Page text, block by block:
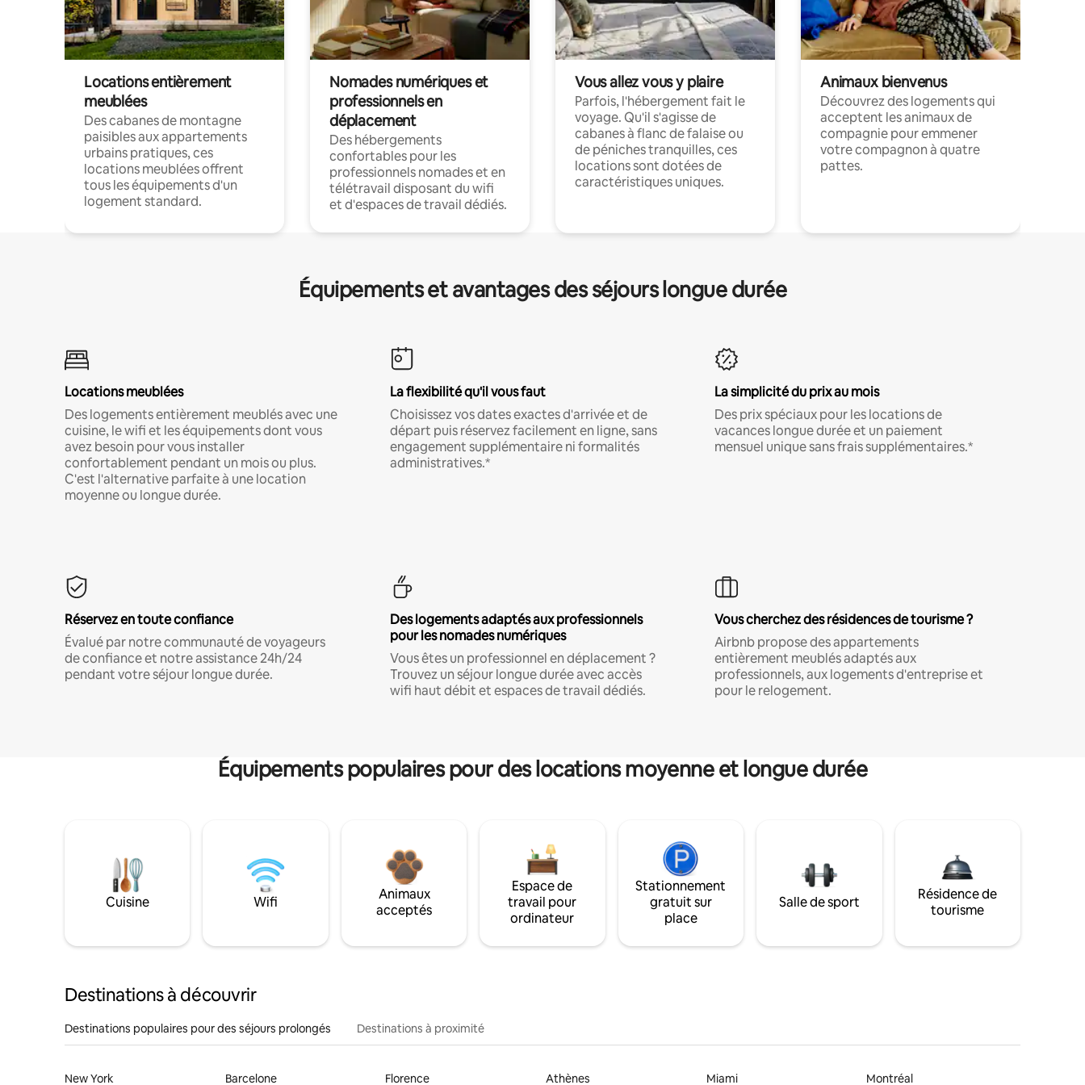
Locations entièrement
meublées
Des cabanes de montagne
paisibles aux appartements
urbains pratiques, ces
locations meublées offrent
tous les équipements d'un
logement standard.
Nomades numériques et
professionnels en
déplacement
Des hébergements
confortables pour les
professionnels nomades et en
télétravail disposant du wifi
et d'espaces de travail dédiés.
Vous allez vous y plaire
Parfois, l'hébergement fait le
voyage. Qu'il s'agisse de
cabanes à flanc de falaise ou
de péniches tranquilles, ces
locations sont dotées de
caractéristiques uniques.
Animaux bienvenus
Découvrez des logements qui
acceptent les animaux de
compagnie pour emmener
votre compagnon à quatre
pattes.
Équipements et avantages des séjours longue durée
Locations meublées
Des logements entièrement meublés avec une
cuisine, le wifi et les équipements dont vous
avez besoin pour vous installer
confortablement pendant un mois ou plus.
C'est l'alternative parfaite à une location
moyenne ou longue durée.
La flexibilité qu'il vous faut
Choisissez vos dates exactes d'arrivée et de
départ puis réservez facilement en ligne, sans
engagement supplémentaire ni formalités
administratives.*
La simplicité du prix au mois
Des prix spéciaux pour les locations de
vacances longue durée et un paiement
mensuel unique sans frais supplémentaires.*
Réservez en toute confiance
Évalué par notre communauté de voyageurs
de confiance et notre assistance 24h/24
pendant votre séjour longue durée.
Des logements adaptés aux professionnels
pour les nomades numériques
Vous êtes un professionnel en déplacement ?
Trouvez un séjour longue durée avec accès
wifi haut débit et espaces de travail dédiés.
Vous cherchez des résidences de tourisme ?
Airbnb propose des appartements
entièrement meublés adaptés aux
professionnels, aux logements d'entreprise et
pour le relogement.
Équipements populaires pour des locations moyenne et longue durée
Cuisine Wifi
Animaux
acceptés
Espace de
travail pour
ordinateur
Stationnement
gratuit sur
place
Salle de sport
Résidence de
tourisme
Destinations à découvrir
Destinations populaires pour des séjours prolongés Destinations à proximité
New York Barcelone Florence Athènes Miami Montréal